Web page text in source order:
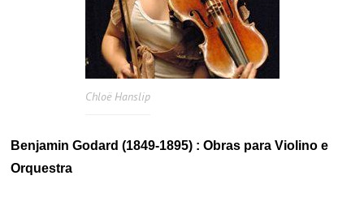
Chloë Hanslip
Benjamin Godard (1849-1895) : Obras para Violino e
Orquestra